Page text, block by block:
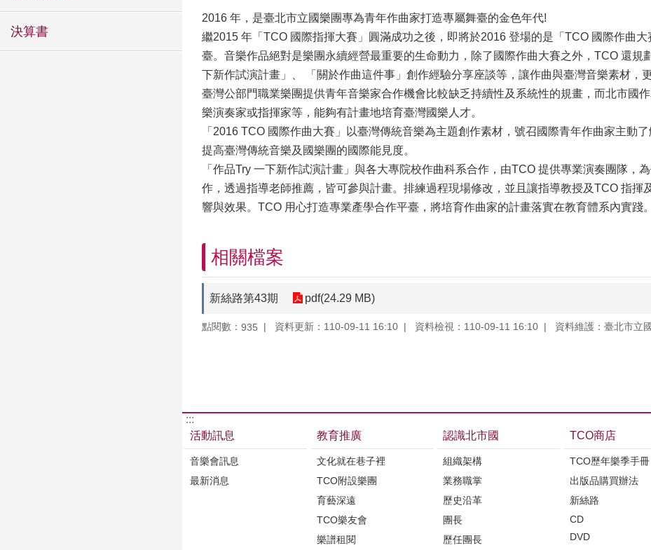
決算書
2016 年，是臺北市立國樂團專為青年作曲家打造專屬舞臺的金色年代!
繼2015 年「TCO 國際指揮大賽」圓滿成功之後，即將於2016 登場的是「TCO 國際作曲
臺。音樂作品絕對是樂團永續經營最重要的生命動力，除了國際作曲大賽之外，TCO 還規
下新作試演計畫」、 「關於作曲這件事」創作經驗分享座談等，讓作曲與臺灣音樂素材，
臺灣公部門職業樂團提供青年音樂家合作機會比較缺乏持續性及系統性的規畫，而北市國
樂演奏家或指揮家等，能夠有計畫地培育臺灣國樂人才。
「2016 TCO 國際作曲大賽」以臺灣傳統音樂為主題創作素材，號召國際青年作曲家主動
提高臺灣傳統音樂及國樂團的國際能見度。
「作品Try 一下新作試演計畫」與各大專院校作曲科系合作，由TCO 提供專業演奏團隊，
作，透過指導老師推薦，皆可參與計畫。排練過程現場修改，並且讓指導教授及TCO 指
響與效果。TCO 用心打造專業產學合作平臺，將培育作曲家的計畫落實在教育體系內實踐。
相關檔案
新絲路第43期 pdf(24.29 MB)
點閱數： 935 資料更新：110-09-11 16:10 資料檢視：110-09-11 16:10 資料維護：臺北市立
:::
活動訊息
音樂會訊息
最新消息
教育推廣
文化就在巷子裡
TCO附設樂團
育藝深遠
TCO樂友會
樂譜租閱
認識北市國
組織架構
業務職掌
歷史沿革
團長
歷任團長
TCO商店
TCO歷年樂季手冊
出版品購買辦法
新絲路
CD
DVD